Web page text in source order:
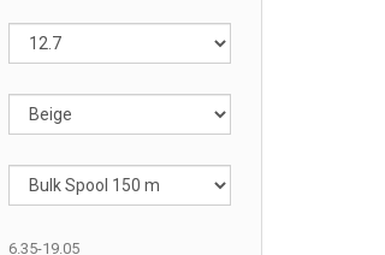
6.35-19.05